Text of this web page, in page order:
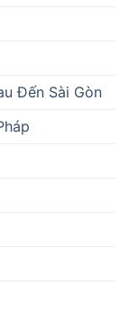
Đến Sài Gòn